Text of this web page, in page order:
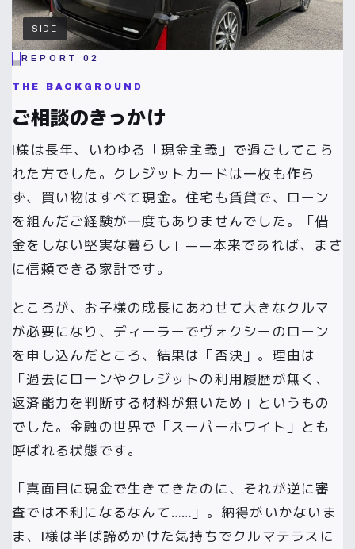
SIDE
REPORT 02
THE BACKGROUND
ご相談のきっかけ
I様は長年、いわゆる「現金主義」で過ごしてこら
れた方でした。クレジットカードは一枚も作ら
ず、買い物はすべて現金。住宅も賃貸で、ローン
を組んだご経験が一度もありませんでした。「借
金をしない堅実な暮らし」——本来であれば、まさ
に信頼できる家計です。
ところが、お子様の成長にあわせて大きなクルマ
が必要になり、ディーラーでヴォクシーのローン
を申し込んだところ、結果は「否決」。理由は
「過去にローンやクレジットの利用履歴が無く、
返済能力を判断する材料が無いため」というもの
でした。金融の世界で「スーパーホワイト」とも
呼ばれる状態です。
「真面目に現金で生きてきたのに、それが逆に審
査では不利になるなんて……」。納得がいかないま
ま、I様は半ば諦めかけた気持ちでクルマテラスに